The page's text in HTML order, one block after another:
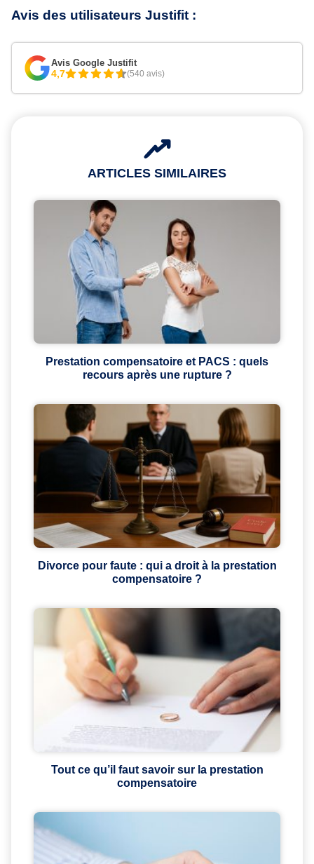
Avis des utilisateurs Justifit :
Avis Google Justifit
4,7 (540 avis)
ARTICLES SIMILAIRES
Prestation compensatoire et PACS : quels
recours après une rupture ?
Divorce pour faute : qui a droit à la prestation
compensatoire ?
Tout ce qu’il faut savoir sur la prestation
compensatoire